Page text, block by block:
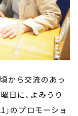
から交流のあっ
日に、よみうり
のプロモーショ